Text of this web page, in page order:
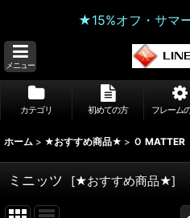
★15%オフ・サマ
メニュー
カテゴリ 初めての方 フレーム
ホーム > ★おすすめ商品★ > Ｏ MATTER
ミニッツ [★おすすめ商品★]